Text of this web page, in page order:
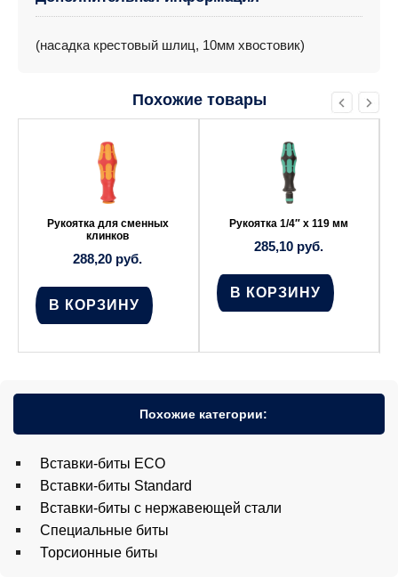
(насадка крестовый шлиц, 10мм хвостовик)
Похожие товары
Рукоятка для сменных
клинков
288,20 руб.
В КОРЗИНУ
Рукоятка 1/4″ x 119 мм
285,10 руб.
В КОРЗИНУ
Похожие категории:
Вставки-биты ECO
Вставки-биты Standard
Вставки-биты с нержавеющей стали
Специальные биты
Торсионные биты